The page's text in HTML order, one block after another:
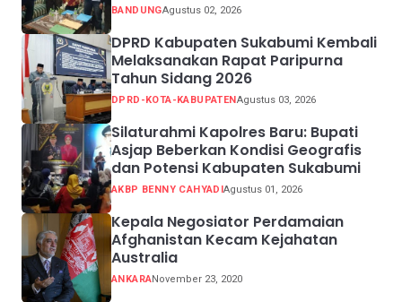
BANDUNGAgustus 02, 2026
DPRD Kabupaten Sukabumi Kembali
Melaksanakan Rapat Paripurna
Tahun Sidang 2026
DPRD-KOTA-KABUPATENAgustus 03, 2026
Silaturahmi Kapolres Baru: Bupati
Asjap Beberkan Kondisi Geografis
dan Potensi Kabupaten Sukabumi
AKBP BENNY CAHYADIAgustus 01, 2026
Kepala Negosiator Perdamaian
Afghanistan Kecam Kejahatan
Australia
ANKARANovember 23, 2020